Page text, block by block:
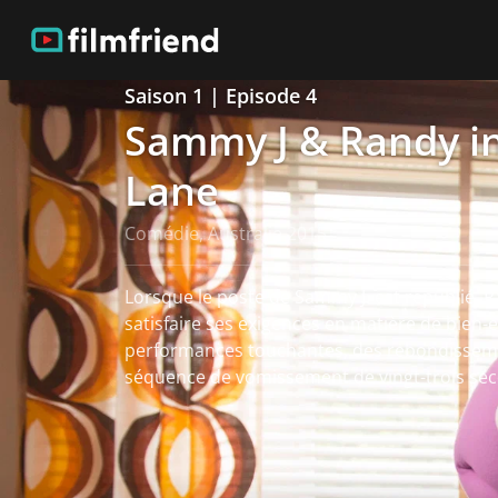
Saison 1 | Episode 4
Sammy J & Randy
Lane
Comédie, Australie 2015
Lorsque le poste de Sammy J. est republié,
satisfaire ses exigences en matière de bien-
performances touchantes, des
séquence de vomissement de vingt-trois
Voir plus